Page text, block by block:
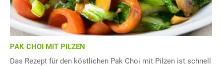
PAK CHOI MIT PILZEN
Das Rezept für den köstlichen Pak Choi mit Pilzen ist schnell